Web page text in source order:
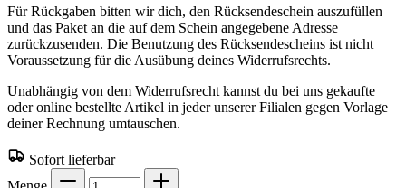
Für Rückgaben bitten wir dich, den Rücksendeschein auszufüllen
und das Paket an die auf dem Schein angegebene Adresse
zurückzusenden. Die Benutzung des Rücksendescheins ist nicht
Voraussetzung für die Ausübung deines Widerrufsrechts.
Unabhängig von dem Widerrufsrecht kannst du bei uns gekaufte
oder online bestellte Artikel in jeder unserer Filialen gegen Vorlage
deiner Rechnung umtauschen.
Sofort lieferbar